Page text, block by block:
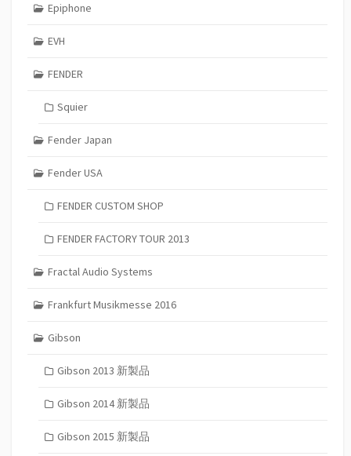
Epiphone
EVH
FENDER
Squier
Fender Japan
Fender USA
FENDER CUSTOM SHOP
FENDER FACTORY TOUR 2013
Fractal Audio Systems
Frankfurt Musikmesse 2016
Gibson
Gibson 2013 新製品
Gibson 2014 新製品
Gibson 2015 新製品